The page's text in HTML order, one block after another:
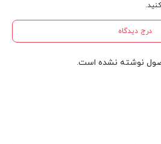
درج دیدگاه
نوشته نشده است.